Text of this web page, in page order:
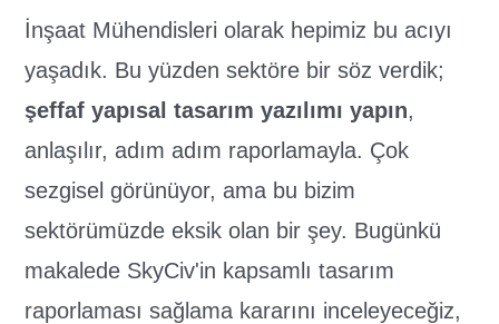
İnşaat Mühendisleri olarak hepimiz bu acıyı
yaşadık. Bu yüzden sektöre bir söz verdik;
şeffaf yapısal tasarım yazılımı yapın,
anlaşılır, adım adım raporlamayla. Çok
sezgisel görünüyor, ama bu bizim
sektörümüzde eksik olan bir şey. Bugünkü
makalede SkyCiv'in kapsamlı tasarım
raporlaması sağlama kararını inceleyeceğiz,